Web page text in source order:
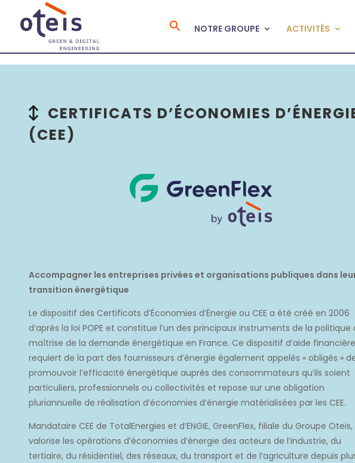
SearchNOTRE GROUPE ACTIVITÉS
CERTIFICATS D’ÉCONOMIES
(CEE)
Accompagner les entreprises privées et organisations publiques dans
transition énergétique
Le dispositif des Certificats d’Économies d’Énergie ou CEE a été créé en 2006
d’après la loi POPE et constitue l’un des principaux instruments de la politique
maîtrise de la demande énergétique en France. Ce dispositif d’aide financière
requiert de la part des fournisseurs d’énergie également appelés « obligés »
promouvoir l’efficacité énergétique auprès des consommateurs qu’ils soient
particuliers, professionnels ou collectivités et repose sur une obligation
pluriannuelle de réalisation d’économies d’énergie matérialisées par les CEE.
Mandataire CEE de TotalEnergies et d’ENGIE, GreenFlex, filiale du Groupe Oteis,
valorise les opérations d’économies d’énergie des acteurs de l’industrie, du
tertiaire, du résidentiel, des réseaux, du transport et de l’agriculture depuis